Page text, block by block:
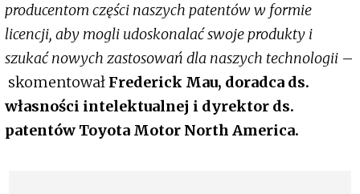
producentom części naszych patentów w formie
licencji, aby mogli udoskonalać swoje produkty i
szukać nowych zastosowań dla naszych technologii –
skomentował Frederick Mau, doradca ds.
własności intelektualnej i dyrektor ds.
patentów Toyota Motor North America.